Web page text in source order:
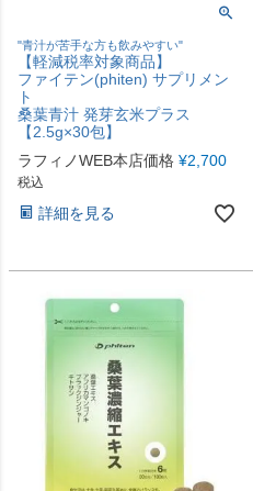
"青汁が苦手な方も飲みやすい"
【軽減税率対象商品】
ファイテン(phiten) サプリメン
ト
桑葉青汁 発芽玄米プラス
【2.5g×30包】
ラフィノWEB本店価格 ¥2,700
税込
詳細を見る